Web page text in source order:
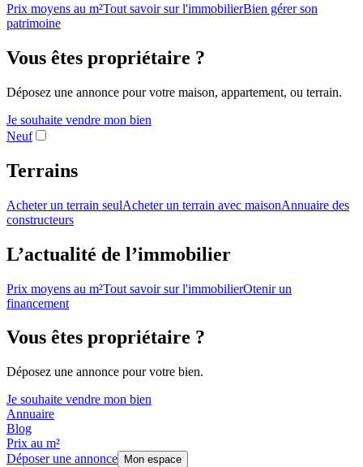
Prix moyens au m²Tout savoir sur l'immobilierBien gérer son
patrimoine
Vous êtes propriétaire ?
Déposez une annonce pour votre maison, appartement, ou terrain.
Je souhaite vendre mon bien
Neuf
Terrains
Acheter un terrain seulAcheter un terrain avec maisonAnnuaire des
constructeurs
L’actualité de l’immobilier
Prix moyens au m²Tout savoir sur l'immobilierOtenir un
financement
Vous êtes propriétaire ?
Déposez une annonce pour votre bien.
Je souhaite vendre mon bien
Annuaire
Blog
Prix au m²
Déposer une annonce
Mon espace